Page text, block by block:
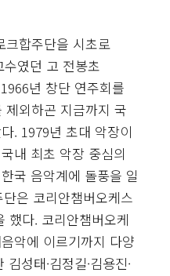
크합주단을 시초로
였던 고 전봉초
년 창단 연주회를
제외하곤 지금까지 국
. 1979년 초대 악장이
내 최초 악장 중심의
국 음악계에 돌풍을 일
은 코리안챔버오케스
했다. 코리안챔버오케
악에 이르기까지 다양
성태·김정길·김용진·